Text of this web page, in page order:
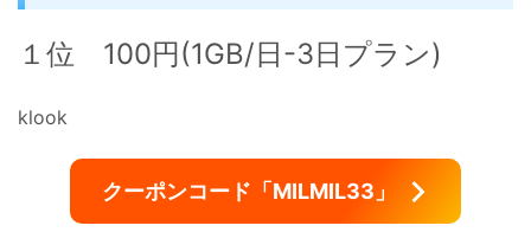
１位 100円(1GB/日-3日プラン)
klook
クーポンコード「MILMIL33」